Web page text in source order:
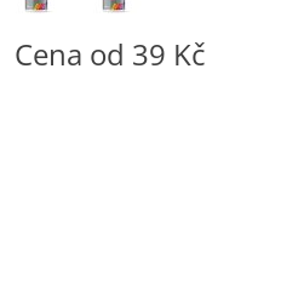
Cena od 39 Kč